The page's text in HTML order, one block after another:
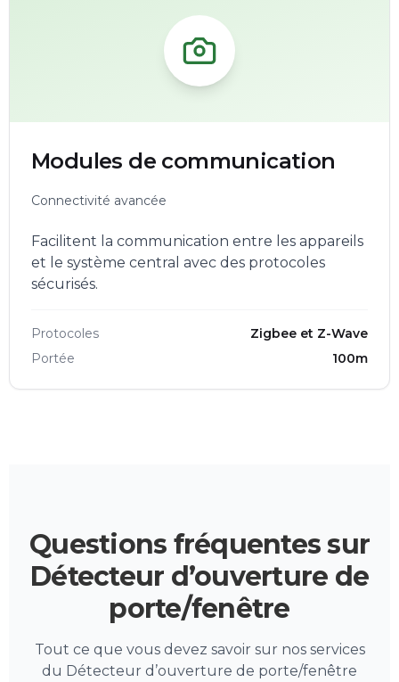
Modules de communication
Connectivité avancée
Facilitent la communication entre les appareils
et le système central avec des protocoles
sécurisés.
Protocoles
Zigbee et Z-Wave
Portée
100m
Questions fréquentes sur
Détecteur d’ouverture de
porte/fenêtre
Tout ce que vous devez savoir sur nos services
du Détecteur d’ouverture de porte/fenêtre